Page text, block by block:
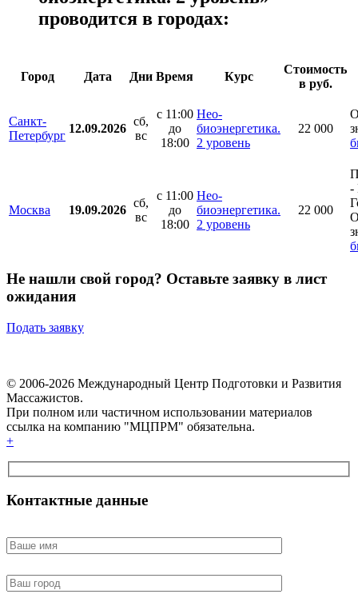
проводится в городах:
Город Дата Дни Время Курс
Стоимость
в руб.
Санкт-
Петербург
12.09.2026
сб,
вс
с 11:00
до
18:00
Нео-
биоэнергетика.
2 уровень
22 000
Москва 19.09.2026
сб,
вс
с 11:00
до
18:00
Нео-
биоэнергетика.
2 уровень
22 000
-
Не нашли свой город? Оставьте заявку в лист
ожидания
Подать заявку
© 2006-2026 Международный Центр Подготовки и Развития
Массажистов.
При полном или частичном использовании материалов
ссылка на компанию "МЦПРМ" обязательна.
+
Контактные данные